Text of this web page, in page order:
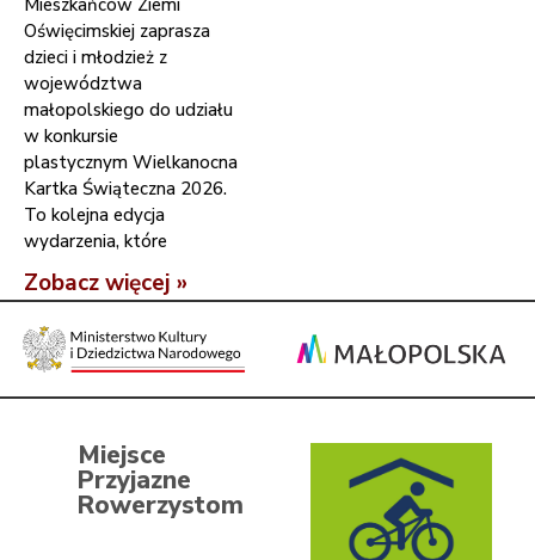
Oświęcimskiej zaprasza
dzieci i młodzież z
województwa
małopolskiego do udziału
w konkursie
plastycznym Wielkanocna
Kartka Świąteczna 2026.
To kolejna edycja
wydarzenia, które
Zobacz więcej »
Miejsce
Przyjazne
Rowerzystom